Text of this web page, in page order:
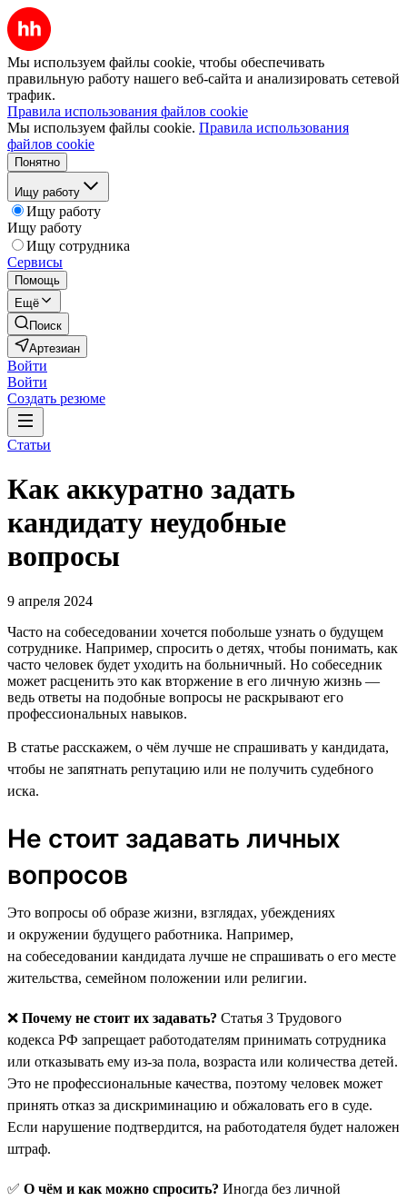
Мы используем файлы cookie, чтобы обеспечивать
правильную работу нашего веб-сайта и анализировать сетевой
трафик.
Правила использования файлов cookie
Мы используем файлы cookie. Правила использования
файлов cookie
Понятно
Ищу работу
Ищу работу
Ищу работу
Ищу сотрудника
Сервисы
Помощь
Ещё
Поиск
Артезиан
Войти
Войти
Создать резюме
Статьи
Как аккуратно задать
кандидату неудобные
вопросы
9 апреля 2024
Часто на собеседовании хочется побольше узнать о будущем
сотруднике. Например, спросить о детях, чтобы понимать, как
часто человек будет уходить на больничный. Но собеседник
может расценить это как вторжение в его личную жизнь —
ведь ответы на подобные вопросы не раскрывают его
профессиональных навыков.
В статье расскажем, о чём лучше не спрашивать у кандидата,
чтобы не запятнать репутацию или не получить судебного
иска.
Не стоит задавать личных
вопросов
Это вопросы об образе жизни, взглядах, убеждениях
и окружении будущего работника. Например,
на собеседовании кандидата лучше не спрашивать о его месте
жительства, семейном положении или религии.
❌ Почему не стоит их задавать? Статья 3 Трудового
кодекса РФ запрещает работодателям принимать сотрудника
или отказывать ему из-за пола, возраста или количества детей.
Это не профессиональные качества, поэтому человек может
принять отказ за дискриминацию и обжаловать его в суде.
Если нарушение подтвердится, на работодателя будет наложен
штраф.
✅ О чём и как можно спросить? Иногда без личной